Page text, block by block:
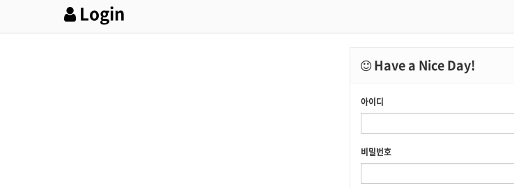
Login
Have a Nice Day!
아이디
비밀번호